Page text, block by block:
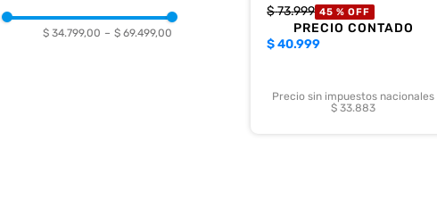
$ 34.799,00 – $ 69.499,00
$73.999 45 % OFF
PRECIO CONTADO
$40.999
Precio sin impuestos nacionales
$ 33.883